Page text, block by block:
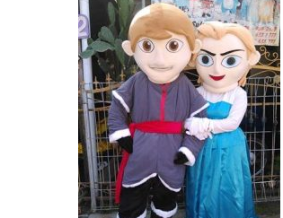
ULANG
TAHUN
FROZEN
ELSA
DI
YOGYAKARTA